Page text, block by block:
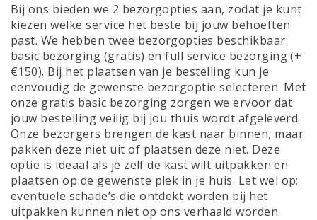
Bij ons bieden we 2 bezorgopties aan, zodat je kunt
kiezen welke service het beste bij jouw behoeften
past. We hebben twee bezorgopties beschikbaar:
basic bezorging (gratis) en full service bezorging (+
€150). Bij het plaatsen van je bestelling kun je
eenvoudig de gewenste bezorgoptie selecteren. Met
onze gratis basic bezorging zorgen we ervoor dat
jouw bestelling veilig bij jou thuis wordt afgeleverd.
Onze bezorgers brengen de kast naar binnen, maar
pakken deze niet uit of plaatsen deze niet. Deze
optie is ideaal als je zelf de kast wilt uitpakken en
plaatsen op de gewenste plek in je huis. Let wel op;
eventuele schade’s die ontdekt worden bij het
uitpakken kunnen niet op ons verhaald worden.